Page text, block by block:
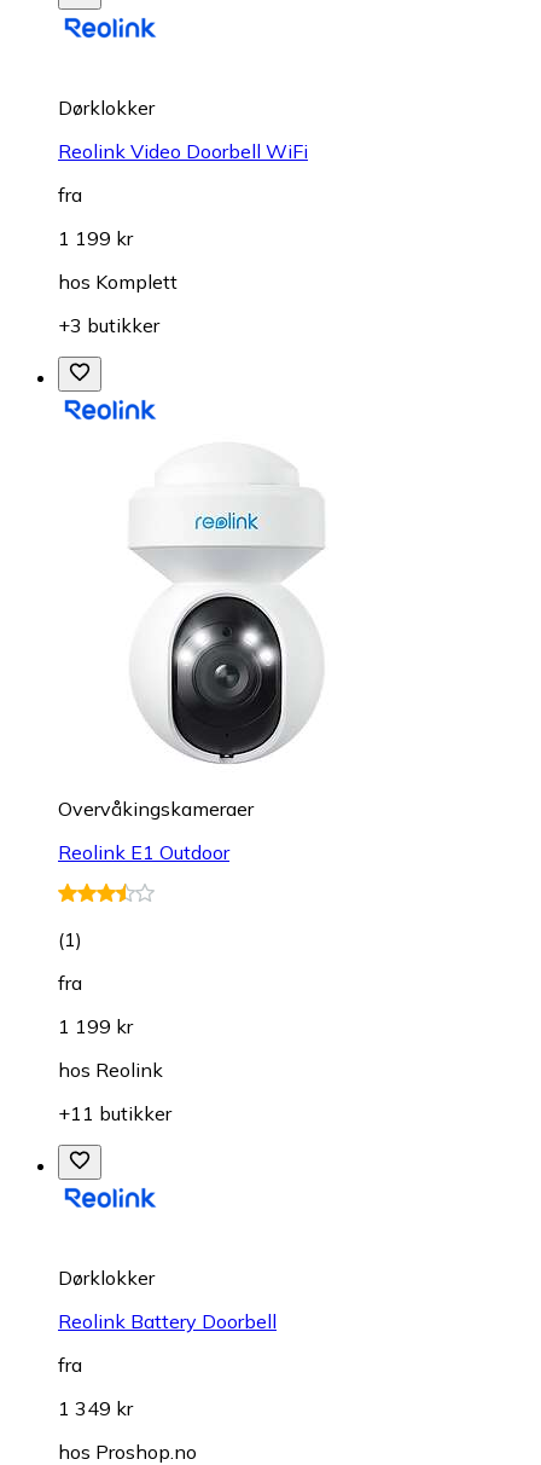
Dørklokker
Reolink Video Doorbell WiFi
fra
1 199 kr
hos Komplett
+3 butikker
Overvåkings­kameraer
Reolink E1 Outdoor
(1)
fra
1 199 kr
hos Reolink
+11 butikker
Dørklokker
Reolink Battery Doorbell
fra
1 349 kr
hos Proshop.no